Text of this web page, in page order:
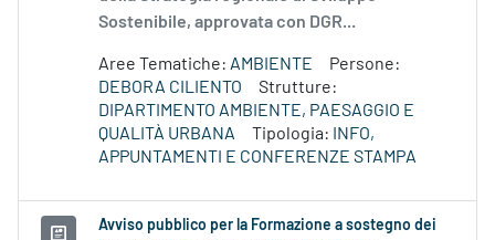
Sostenibile, approvata con DGR...
Aree Tematiche: AMBIENTE
Persone:
DEBORA CILIENTO
Strutture:
DIPARTIMENTO AMBIENTE, PAESAGGIO E
QUALITÀ URBANA
Tipologia:
INFO,
APPUNTAMENTI E CONFERENZE STAMPA
Avviso pubblico per la Formazione a sostegno dei